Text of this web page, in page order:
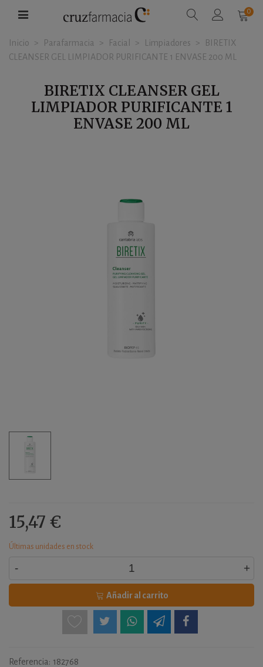
0
Inicio > Parafarmacia > Facial > Limpiadores >
BIRETIX
CLEANSER GEL LIMPIADOR PURIFICANTE 1 ENVASE 200 ML
BIRETIX CLEANSER GEL
LIMPIADOR PURIFICANTE 1
ENVASE 200 ML
15,47 €
Últimas unidades en stock
- +
Añadir al carrito
Referencia: 182768